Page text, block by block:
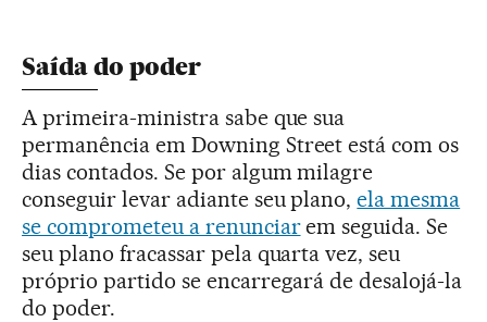
Saída do poder
A primeira-ministra sabe que sua
permanência em Downing Street está com os
dias contados. Se por algum milagre
conseguir levar adiante seu plano,ela mesma
se comprometeu a renunciarem seguida. Se
seu plano fracassar pela quarta vez, seu
próprio partido se encarregará de desalojá-la
do poder.